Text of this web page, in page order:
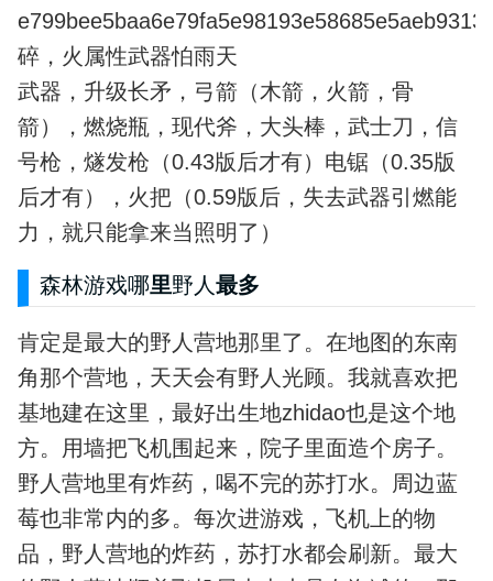
碎，火属性武器怕雨天
武器，升级长矛，弓箭（木箭，火箭，骨
箭），燃烧瓶，现代斧，大头棒，武士刀，信
号枪，燧发枪（0.43版后才有）电锯（0.35版
后才有），火把（0.59版后，失去武器引燃能
力，就只能拿来当照明了）
森林游戏哪里野人最多
肯定是最大的野人营地那里了。在地图的东南
角那个营地，天天会有野人光顾。我就喜欢把
基地建在这里，最好出生地zhidao也是这个地
方。用墙把飞机围起来，院子里面造个房子。
野人营地里有炸药，喝不完的苏打水。周边蓝
莓也非常内的多。每次进游戏，飞机上的物
品，野人营地的炸药，苏打水都会刷新。最大